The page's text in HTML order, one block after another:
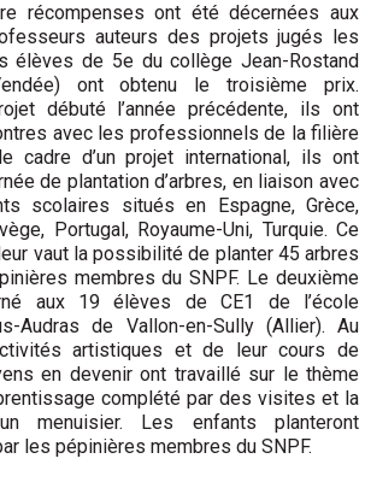
récompenses ont été décernées aux
auteurs des projets jugés les
élèves de 5e du collège Jean-Rostand
ont obtenu le troisième prix.
débuté l’année précédente, ils ont
avec les professionnels de la filière
cadre d’un projet international, ils ont
de plantation d’arbres, en liaison avec
scolaires situés en Espagne, Grèce,
Portugal, Royaume-Uni, Turquie. Ce
vaut la possibilité de planter 45 arbres
membres du SNPF. Le deuxième
aux 19 élèves de CE1 de l’école
Audras de Vallon-en-Sully (Allier). Au
artistiques et de leur cours de
en devenir ont travaillé sur le thème
complété par des visites et la
menuisier. Les enfants planteront
les pépinières membres du SNPF.